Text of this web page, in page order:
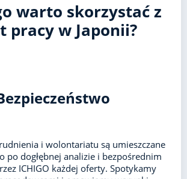
warto skorzystać z
pracy w Japonii?
i wolontariatu są umieszczane
po dogłębnej analizie i bezpośrednim
ICHIGO każdej oferty. Spotykamy